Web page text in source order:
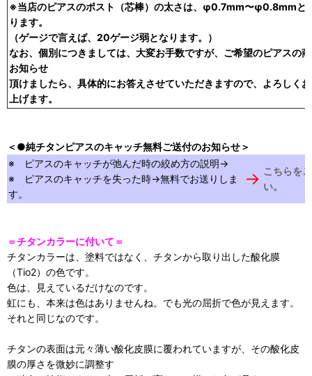
※当店のピアスのポスト（芯棒）の太さは、φ0.7mm〜φ0.8mmと
ります。
（ゲージで言えば、20ゲージ弱となります。）
なお、個別につきましては、大変お手数ですが、ご希望のピアスの
お知らせ
頂けましたら、具体的にお答えさせていただきますので、よろしく
上げます。
＜●純チタンピアスのキャッチ無料ご送付のお知らせ＞
※ ピアスのキャッチが弛んだ時の絞め方の説明→
※ ピアスのキャッチを失った時→無料でお送りしま
す。
→ こちらを
い。
＝チタンカラーに付いて＝
チタンカラーは、塗料ではなく、チタンから取り出した酸化膜
（Tio2）の色です。
色は、見えているだけなのです。
虹にも、本来は色はありませんね。でも光の屈折で色が見えます。
それと同じなのです。
チタンの表面は元々薄い酸化皮膜に覆われていますが、その酸化皮
膜の厚さを微妙に調整す